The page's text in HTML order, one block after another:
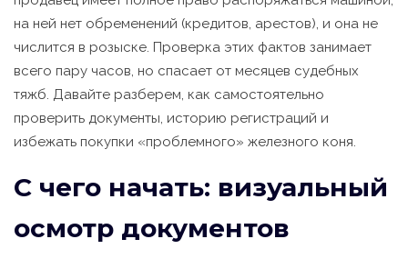
на ней нет обременений (кредитов, арестов), и она не
числится в розыске. Проверка этих фактов занимает
всего пару часов, но спасает от месяцев судебных
тяжб. Давайте разберем, как самостоятельно
проверить документы, историю регистраций и
избежать покупки «проблемного» железного коня.
С чего начать: визуальный
осмотр документов